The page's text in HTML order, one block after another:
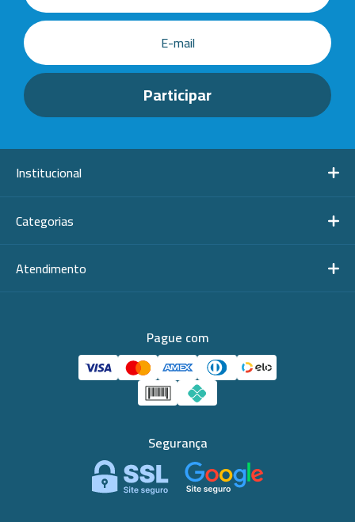
Institucional
Categorias
Atendimento
Pague com
Segurança